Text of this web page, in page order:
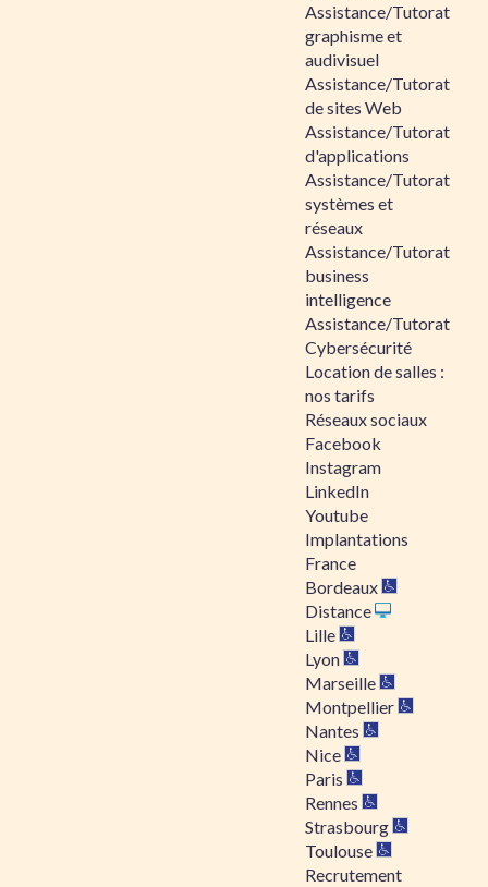
Assistance/Tutorat
graphisme et
audivisuel
Assistance/Tutorat
de sites Web
Assistance/Tutorat
d'applications
Assistance/Tutorat
systèmes et
réseaux
Assistance/Tutorat
business
intelligence
Assistance/Tutorat
Cybersécurité
Location de salles :
nos tarifs
Réseaux sociaux
Facebook
Instagram
LinkedIn
Youtube
Implantations
France
Bordeaux
Distance
Lille
Lyon
Marseille
Montpellier
Nantes
Nice
Paris
Rennes
Strasbourg
Toulouse
Recrutement